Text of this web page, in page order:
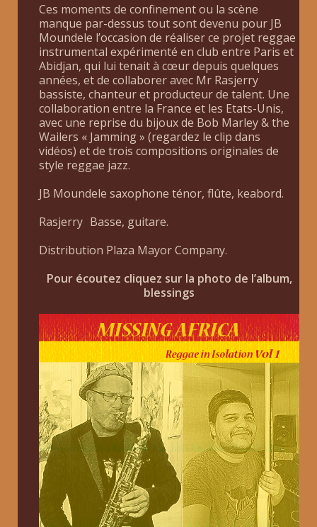
Ces moments de confinement ou la scène
manque par-dessus tout sont devenu pour JB
Moundele l’occasion de réaliser ce projet reggae
instrumental expérimenté en club entre Paris et
Abidjan, qui lui tenait à cœur depuis quelques
années, et de collaborer avec Mr Rasjerry
bassiste, chanteur et producteur de talent. Une
collaboration entre la France et les Etats-Unis,
avec une reprise du bijoux de Bob Marley & the
Wailers « Jamming » (regardez le clip dans
vidéos) et de trois compositions originales de
style reggae jazz.
JB Moundele saxophone ténor, flûte, keabord.
Rasjerry Basse, guitare.
Distribution Plaza Mayor Company.
Pour écoutez cliquez sur la photo de l’album,
blessings